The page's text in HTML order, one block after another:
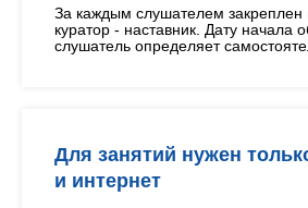
За каждым слушателем закреплен
куратор - наставник. Дату начала
слушатель определяет
Для занятий нужен
и интернет